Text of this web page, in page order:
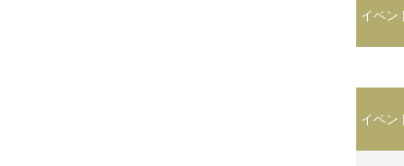
イベン
イベン